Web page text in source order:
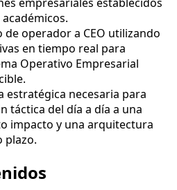
de operador a CEO utilizando
en tiempo real para
Operativo Empresarial
estratégica necesaria para
táctica del día a día a una
impacto y una arquitectura
plazo.